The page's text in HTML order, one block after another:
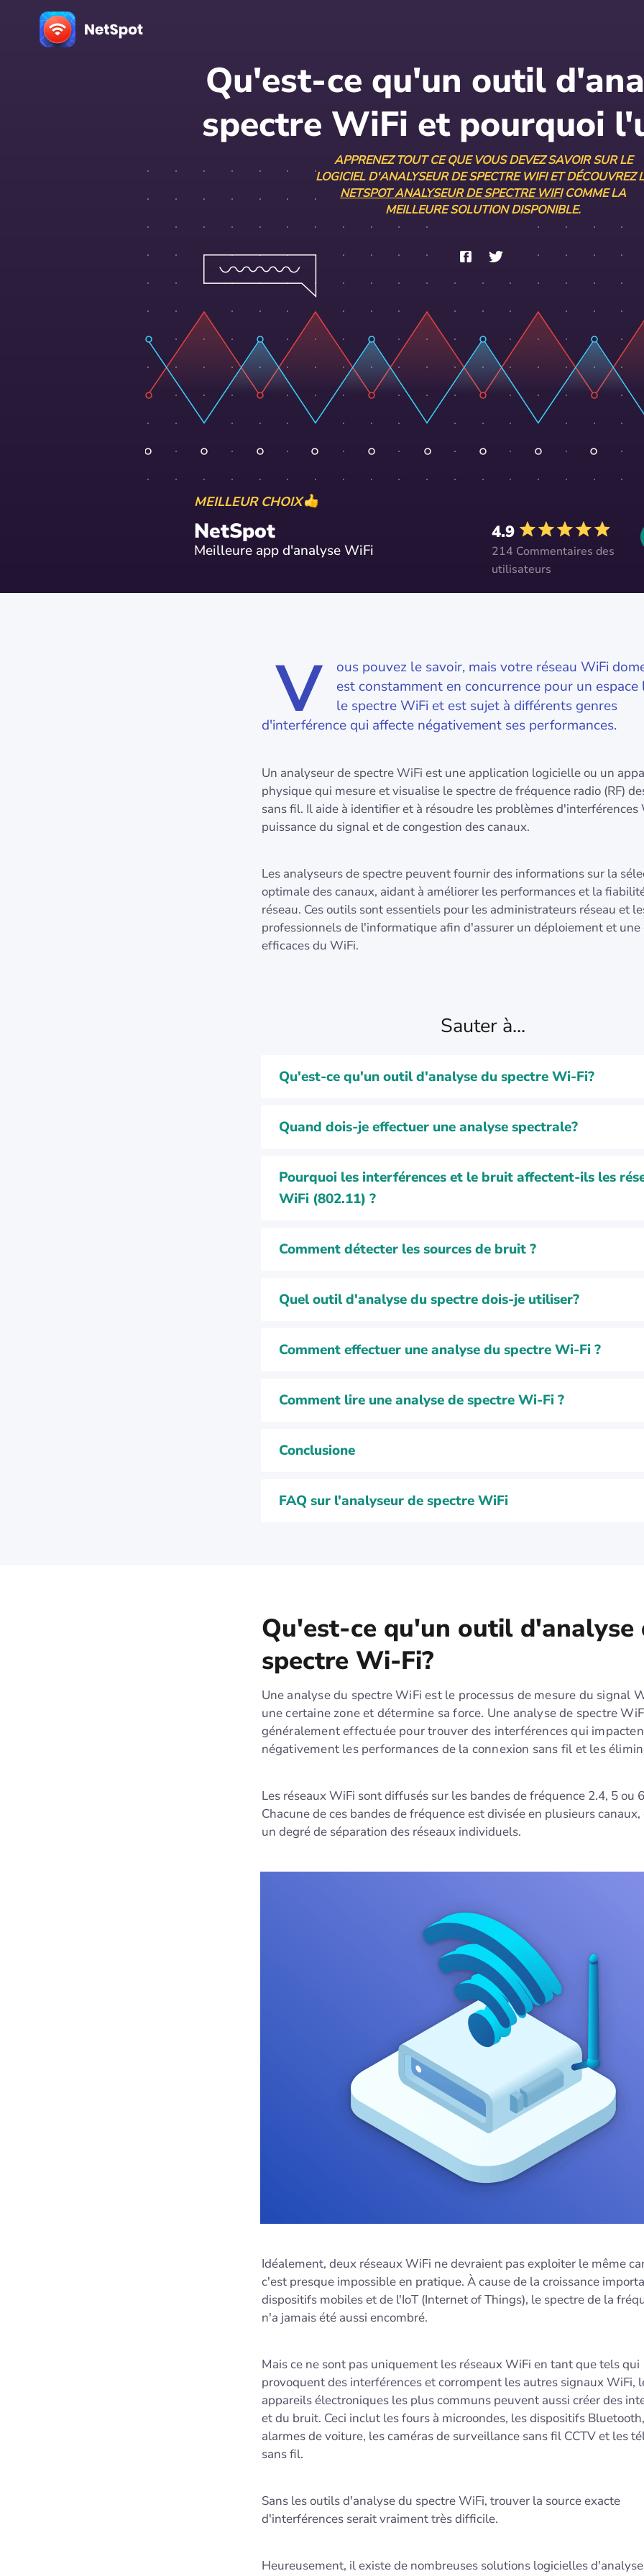
Qu'est-ce qu'un outil
spectre WiFi et pourquoi
APPRENEZ TOUT CE QUE VOUS DEVEZ SAVOIR SUR LE
LOGICIEL D'ANALYSEUR DE SPECTRE WIFI ET DÉCOUVREZ
NETSPOT ANALYSEUR DE SPECTRE WIFICOMME LA
MEILLEURE SOLUTION DISPONIBLE.
MEILLEUR CHOIX
NetSpot
Meilleure app d'analyse WiFi
4.9
214 Commentaires des
utilisateurs
V
ous pouvez le savoir, mais votre réseau WiFi
est constamment en concurrence pour un espace
le spectre WiFi et est sujet à différents genres
d'interférence qui affecte négativement ses performances.
Un analyseur de spectre WiFi est une application logicielle ou un
physique qui mesure et visualise le spectre de fréquence radio (RF)
sans fil. Il aide à identifier et à résoudre les problèmes d'interférences
puissance du signal et de congestion des canaux.
Les analyseurs de spectre peuvent fournir des informations sur la
optimale des canaux, aidant à améliorer les performances et la
réseau. Ces outils sont essentiels pour les administrateurs réseau et
professionnels de l'informatique afin d'assurer un déploiement et une
efficaces du WiFi.
Sauter à...
Qu'est-ce qu'un outil d'analyse du spectre Wi-Fi?
Quand dois-je effectuer une analyse spectrale?
Pourquoi les interférences et le bruit affectent-ils les
WiFi (802.11) ?
Comment détecter les sources de bruit ?
Quel outil d'analyse du spectre dois-je utiliser?
Comment effectuer une analyse du spectre Wi-Fi ?
Comment lire une analyse de spectre Wi-Fi ?
Conclusione
FAQ sur l'analyseur de spectre WiFi
Qu'est-ce qu'un outil d'analyse
spectre Wi-Fi?
Une analyse du spectre WiFi est le processus de mesure du signal
une certaine zone et détermine sa force. Une analyse de spectre
généralement effectuée pour trouver des interférences qui
négativement les performances de la connexion sans fil et les
Les réseaux WiFi sont diffusés sur les bandes de fréquence 2.4, 5 ou
Chacune de ces bandes de fréquence est divisée en plusieurs
un degré de séparation des réseaux individuels.
Idéalement, deux réseaux WiFi ne devraient pas exploiter le même
c'est presque impossible en pratique. À cause de la croissance
dispositifs mobiles et de l'IoT (Internet of Things), le spectre de la
n'a jamais été aussi encombré.
Mais ce ne sont pas uniquement les réseaux WiFi en tant que tels qui
provoquent des interférences et corrompent les autres signaux WiFi,
appareils électroniques les plus communs peuvent aussi créer des
et du bruit. Ceci inclut les fours à microondes, les dispositifs
alarmes de voiture, les caméras de surveillance sans fil CCTV et les
sans fil.
Sans les outils d'analyse du spectre WiFi, trouver la source exacte
d'interférences serait vraiment très difficile.
Heureusement, il existe de nombreuses solutions logicielles